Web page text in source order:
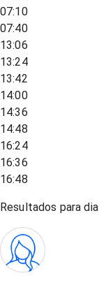
07:10
07:40
13:06
13:24
13:42
14:00
14:36
14:48
16:24
16:36
16:48
Resultados para